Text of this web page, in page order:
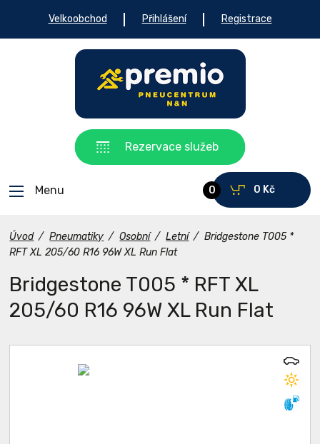
Velkoobchod Přihlášení Registrace
0 0 Kč
Menu
Rezervace služeb
Úvod / Pneumatiky / Osobní / Letní / Bridgestone T005 *
RFT XL 205/60 R16 96W XL Run Flat
Bridgestone T005 * RFT XL
205/60 R16 96W XL Run Flat